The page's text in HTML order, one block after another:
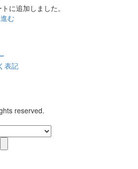
に追加しました。
む
表記
reserved.